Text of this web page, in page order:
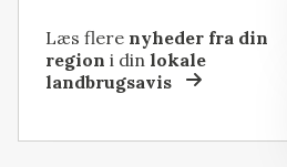
Læs flere nyheder fra din
region i dinlokale
landbrugsavis